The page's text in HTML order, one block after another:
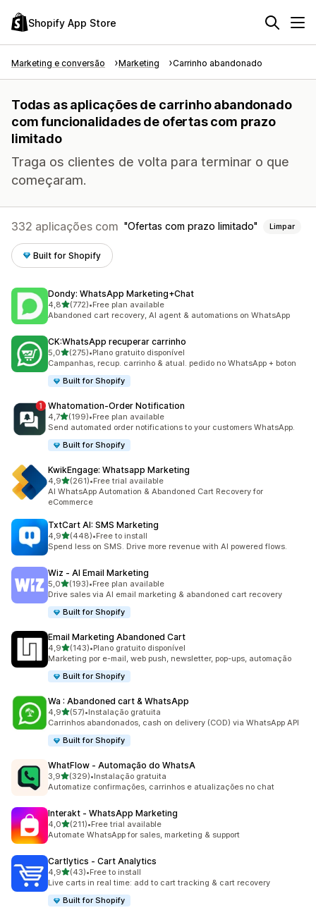
Shopify App Store
Marketing e conversão Marketing Carrinho abandonado
Todas as aplicações de carrinho abandonado
com funcionalidades de ofertas com prazo
limitado
Traga os clientes de volta para terminar o que
começaram.
332 aplicações com Ofertas com prazo limitado Limpar
Built for Shopify
Dondy: WhatsApp Marketing+Chat
4,8de 5 estrelas
(772)
772 total de avaliações
•Free plan available
Abandoned cart recovery, AI agent & automations on WhatsApp
CK:WhatsApp recuperar carrinho
5,0de 5 estrelas
(275)
275 total de avaliações
•Plano gratuito disponível
Campanhas, recup. carrinho & atual. pedido no WhatsApp + boton
Built for Shopify
Whatomation‑Order Notification
4,7de 5 estrelas
(199)
199 total de avaliações
•Free plan available
Send automated order notifications to your customers WhatsApp.
Built for Shopify
KwikEngage: Whatsapp Marketing
4,9de 5 estrelas
(261)
261 total de avaliações
•Free trial available
AI WhatsApp Automation & Abandoned Cart Recovery for
eCommerce
TxtCart AI: SMS Marketing
4,9de 5 estrelas
(448)
448 total de avaliações
•Free to install
Spend less on SMS. Drive more revenue with AI powered flows.
Wiz ‑ AI Email Marketing
5,0de 5 estrelas
(193)
193 total de avaliações
•Free plan available
Drive sales via AI email marketing & abandoned cart recovery
Built for Shopify
Email Marketing Abandoned Cart
4,9de 5 estrelas
(143)
143 total de avaliações
•Plano gratuito disponível
Marketing por e-mail, web push, newsletter, pop-ups, automação
Built for Shopify
Wa : Abandoned cart & WhatsApp
4,9de 5 estrelas
(57)
57 total de avaliações
•Instalação gratuita
Carrinhos abandonados, cash on delivery (COD) via WhatsApp API
Built for Shopify
WhatFlow ‑ Automação do WhatsA
3,9de 5 estrelas
(329)
329 total de avaliações
•Instalação gratuita
Automatize confirmações, carrinhos e atualizações no chat
Interakt ‑ WhatsApp Marketing
4,0de 5 estrelas
(211)
211 total de avaliações
•Free trial available
Automate WhatsApp for sales, marketing & support
Cartlytics ‑ Cart Analytics
4,9de 5 estrelas
(43)
43 total de avaliações
•Free to install
Live carts in real time: add to cart tracking & cart recovery
Built for Shopify